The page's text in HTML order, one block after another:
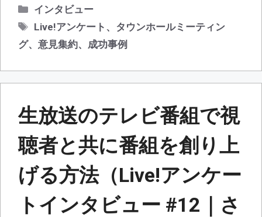
カ
テ
リ
インタビュー
タ
グ
Live!アンケート 、 タウンホールミーティン
グ、 意見集約、 成功事例
生放送のテレビ番組で視
聴者と共に番組を創り上
げる方法（Live!アンケー
トインタビュー #12｜さ